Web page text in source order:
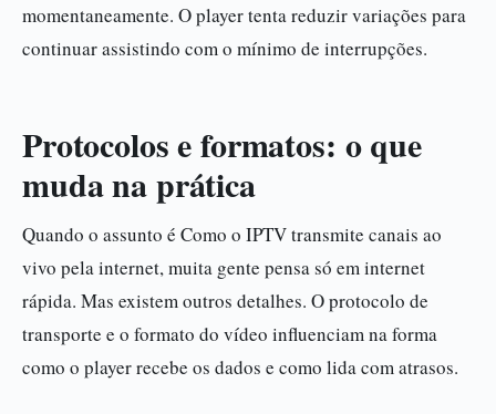
momentaneamente. O player tenta reduzir variações para
continuar assistindo com o mínimo de interrupções.
Protocolos e formatos: o que
muda na prática
Quando o assunto é Como o IPTV transmite canais ao
vivo pela internet, muita gente pensa só em internet
rápida. Mas existem outros detalhes. O protocolo de
transporte e o formato do vídeo influenciam na forma
como o player recebe os dados e como lida com atrasos.